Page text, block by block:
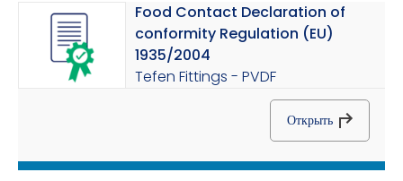
Food Contact Declaration of
conformity Regulation (EU)
1935/2004
Tefen Fittings - PVDF
Открыть